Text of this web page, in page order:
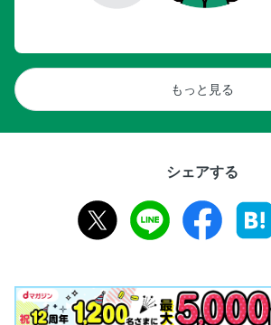
もっと見る
シェアする